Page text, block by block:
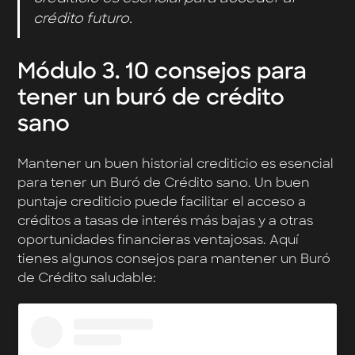
crédito futuro.
Módulo 3. 10 consejos para
tener un buró de crédito
sano
Mantener un buen historial crediticio es esencial
para tener un Buró de Crédito sano. Un buen
puntaje crediticio puede facilitar el acceso a
créditos a tasas de interés más bajas y a otras
oportunidades financieras ventajosas. Aquí
tienes algunos consejos para mantener un Buró
de Crédito saludable: